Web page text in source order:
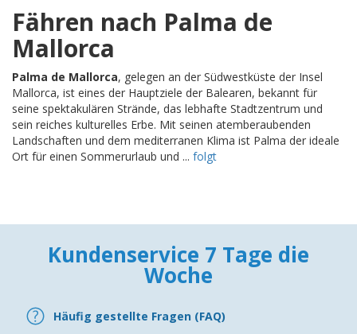
Fähren nach Palma de
Mallorca
Palma de Mallorca, gelegen an der Südwestküste der Insel
Mallorca, ist eines der Hauptziele der Balearen, bekannt für
seine spektakulären Strände, das lebhafte Stadtzentrum und
sein reiches kulturelles Erbe. Mit seinen atemberaubenden
Landschaften und dem mediterranen Klima ist Palma der ideale
Ort für einen Sommerurlaub und ... folgt
Kundenservice 7 Tage die
Woche
Häufig gestellte Fragen (FAQ)